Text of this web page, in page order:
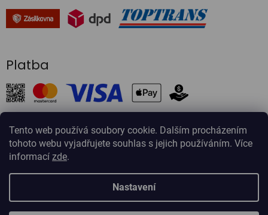
Tento web používá soubory cookie. Dalším procházením
tohoto webu vyjadřujete souhlas s jejich používáním. Více
informací zde.
Nastavení
Platba
Vytvořil Shoptet
Onlinezahradnictvi.cz